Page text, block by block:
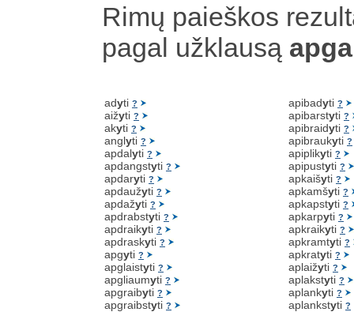
Rimų paieškos
pagal užklausą
adyti ?
aižyti ?
akyti ?
anglyti ?
apdalyti ?
apdangstyti ?
apdaryti ?
apdaužyti ?
apdažyti ?
apdrabstyti ?
apdraikyti ?
apdraskyti ?
apgyti ?
apglaistyti ?
apgliaumyti ?
apgraibyti ?
apgraibstyti ?
apibadyti ?
apibarstyti ?
apibraidyti ?
apibraukyti ?
apiplikyti ?
apipustyti ?
apkaišyti ?
apkamšyti ?
apkapstyti ?
apkarpyti ?
apkraikyti ?
apkramtyti ?
apkratyti ?
aplaižyti ?
aplakstyti ?
aplankyti ?
aplankstyti ?